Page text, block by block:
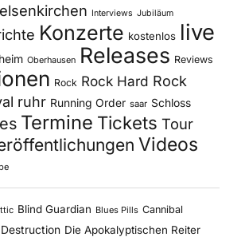
Interviews Jubiläum
Konzerte kostenlos live
Oberhausen Releases Reviews
Rock Rock Hard Rock
ruhr Running Order saar Schloss
Termine Tickets Tour
Videos
Blind Guardian Blues Pills Cannibal
Destruction Die Apokalyptischen Reiter